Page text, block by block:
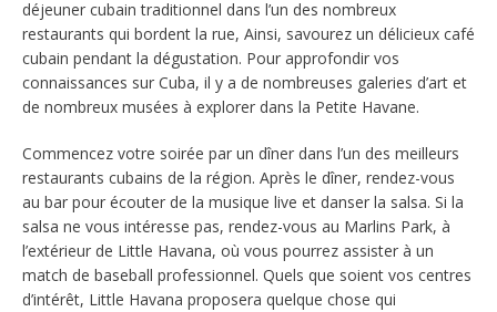
déjeuner cubain traditionnel dans l’un des nombreux
restaurants qui bordent la rue, Ainsi, savourez un délicieux café
cubain pendant la dégustation. Pour approfondir vos
connaissances sur Cuba, il y a de nombreuses galeries d’art et
de nombreux musées à explorer dans la Petite Havane.
Commencez votre soirée par un dîner dans l’un des meilleurs
restaurants cubains de la région. Après le dîner, rendez-vous
au bar pour écouter de la musique live et danser la salsa. Si la
salsa ne vous intéresse pas, rendez-vous au Marlins Park, à
l’extérieur de Little Havana, où vous pourrez assister à un
match de baseball professionnel. Quels que soient vos centres
d’intérêt, Little Havana proposera quelque chose qui